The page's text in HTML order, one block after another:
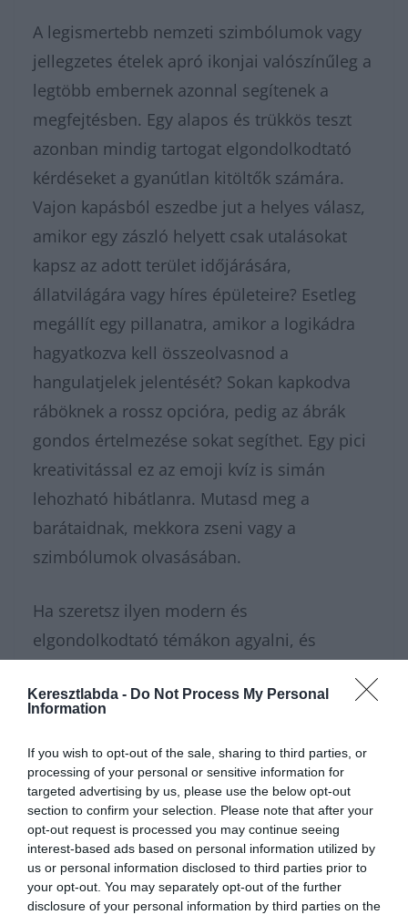
Keresztlabda - Do Not Process My Personal
Information
If you wish to opt-out of the sale, sharing to third parties, or
processing of your personal or sensitive information for
targeted advertising by us, please use the below opt-out
section to confirm your selection. Please note that after your
opt-out request is processed you may continue seeing
interest-based ads based on personal information utilized by
us or personal information disclosed to third parties prior to
your opt-out. You may separately opt-out of the further
disclosure of your personal information by third parties on the
A legismertebb nemzeti szimbólumok vagy
jellegzetes ételek apró ikonjai valószínűleg a
legtöbb embernek azonnal segítenek a
megfejtésben. Egy alapos és trükkös teszt
azonban mindig tartogat elgondolkodtató
kérdéseket a gyanútlan kitöltők számára.
Vajon kapásból eszedbe jut a helyes válasz,
amikor egy zászló helyett csak utalásokat
kapsz az adott terület időjárására,
állatvilágára vagy híres épületeire? Esetleg
megállít egy pillanatra, amikor a logikádra
hagyatkozva kell összeolvasnod a
hangulatjelek jelentését? Sokan kapkodva
ráböknek a rossz opcióra, pedig az ábrák
gondos értelmezése sokat segíthet. Egy pici
kreativitással ez az emoji kvíz is simán
lehozható hibátlanra. Mutasd meg a
barátaidnak, mekkora zseni vagy a
szimbólumok olvasásában.
Ha szeretsz ilyen modern és
elgondolkodtató témákon agyalni, és
másokkal, ugorj be aKvízkuckó Facebook
közösség vár, és minden napra jut valami új
izgalmas kvíz a tagoknak. Ha pedig rögtön
pörgetnéd tovább a kérdéseket, a
tudáspróbarovatunkban rengeteg tesztet
találsz. Ha inkább pihennél egy kicsit a sok
képnézegetés után, aKeresztlabda YouTube